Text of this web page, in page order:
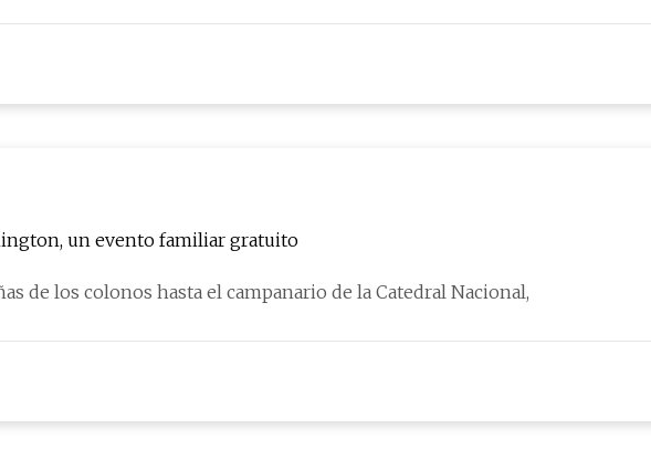
un evento familiar gratuito
de los colonos hasta el campanario de la Catedral Nacional,